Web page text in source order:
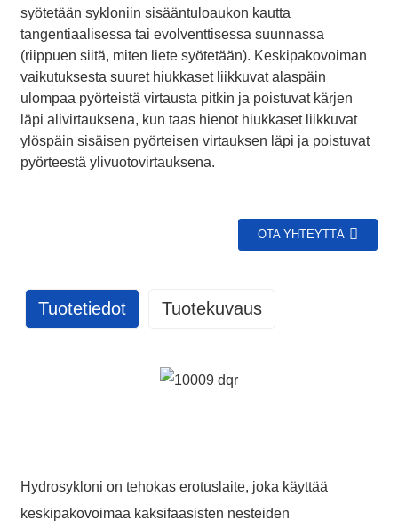
syötetään sykloniin sisääntuloaukon kautta
tangentiaalisessa tai evolventtisessa suunnassa
(riippuen siitä, miten liete syötetään). Keskipakovoiman
vaikutuksesta suuret hiukkaset liikkuvat alaspäin
ulompaa pyörteistä virtausta pitkin ja poistuvat kärjen
läpi alivirtauksena, kun taas hienot hiukkaset liikkuvat
ylöspäin sisäisen pyörteisen virtauksen läpi ja poistuvat
pyörteestä ylivuotovirtauksena.
OTA YHTEYTTÄ
Tuotetiedot Tuotekuvaus
Hydrosykloni on tehokas erotuslaite, joka käyttää
keskipakovoimaa kaksifaasisten nesteiden
GET IN TOUCH WITH US
info@hesperrubber.com